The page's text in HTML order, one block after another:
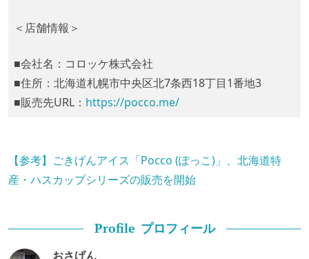
＜店舗情報＞
■会社名：コロッケ株式会社
■住所：北海道札幌市中央区北7条西18丁目1番地3
■販売先URL： https://pocco.me/
【参考】ごきげんアイス「Pocco (ぽっこ)」、北海道特
産・ハスカップシリーズの販売を開始
Profile プロフィール
おさげん